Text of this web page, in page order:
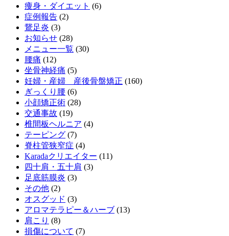
痩身・ダイエット (6)
症例報告 (2)
鵞足炎 (3)
お知らせ (28)
メニュー一覧 (30)
腰痛 (12)
坐骨神経痛 (5)
妊婦・産婦 産後骨盤矯正 (160)
ぎっくり腰 (6)
小顔矯正術 (28)
交通事故 (19)
椎間板ヘルニア (4)
テーピング (7)
脊柱管狭窄症 (4)
Karadaクリエイター (11)
四十肩・五十肩 (3)
足底筋膜炎 (3)
その他 (2)
オスグッド (3)
アロマテラピー＆ハーブ (13)
肩こり (8)
損傷について (7)